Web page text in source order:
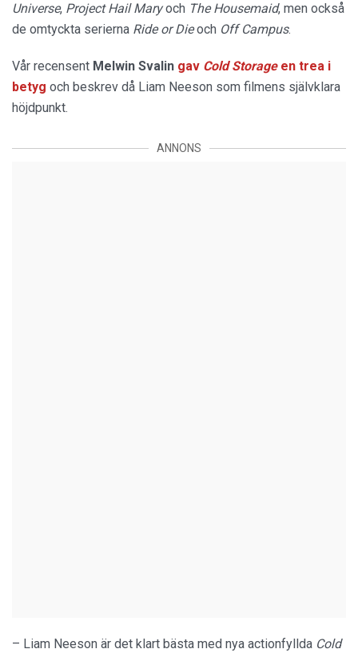
Universe, Project Hail Maryoch The Housemaid, men också
de omtyckta serierna Ride or Dieoch Off Campus.
Vår recensent Melwin Svalin gav Cold Storage en trea i
betyg och beskrev då Liam Neeson som filmens självklara
höjdpunkt.
ANNONS
– Liam Neeson är det klart bästa med nya actionfyllda Cold